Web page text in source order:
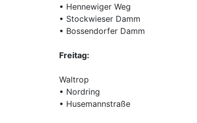
• Hennewiger Weg
• Stockwieser Damm
• Bossendorfer Damm
Freitag:
Waltrop
• Nordring
• Husemannstraße